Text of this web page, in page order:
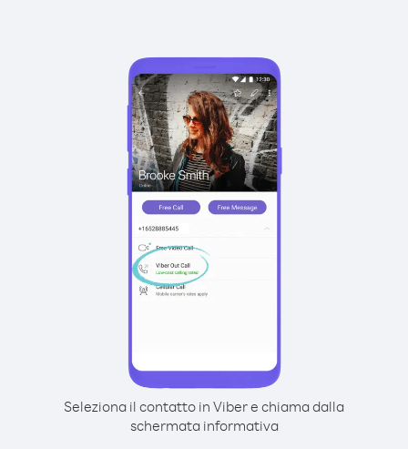
Seleziona il contatto in Viber e chiama dalla
schermata informativa